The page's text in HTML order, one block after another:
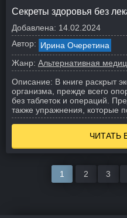
Секреты здоровья без
Добавлена: 14.02.2024
Автор: Ирина Очеретина
Жанр: Альтернативная
Описание: В книге раскрыт
организма, прежде всего
без таблеток и операций.
также упражнения, которые
ЧИТАТЬ
1 2 3